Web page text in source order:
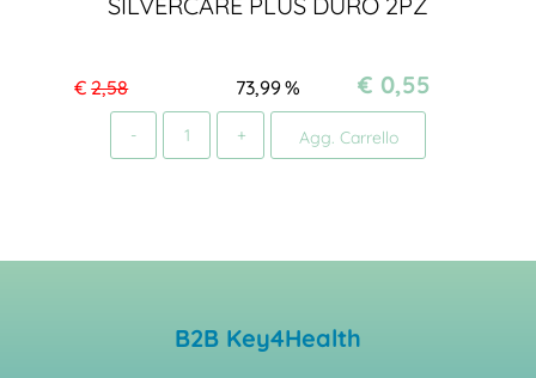
€ 2,58 %
73,99 € 0,55
Agg. Carrello
B2B Key4Health